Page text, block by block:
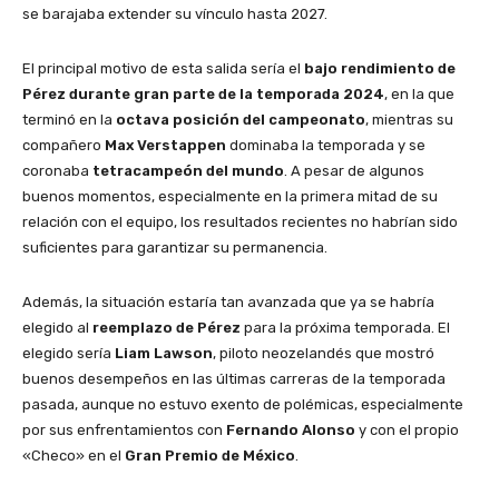
se barajaba extender su vínculo hasta 2027.
El principal motivo de esta salida sería el bajo rendimiento de
Pérez durante gran parte de la temporada 2024, en la que
terminó en la octava posición del campeonato, mientras su
compañero Max Verstappen dominaba la temporada y se
coronaba tetracampeón del mundo. A pesar de algunos
buenos momentos, especialmente en la primera mitad de su
relación con el equipo, los resultados recientes no habrían sido
suficientes para garantizar su permanencia.
Además, la situación estaría tan avanzada que ya se habría
elegido al reemplazo de Pérez para la próxima temporada. El
elegido sería Liam Lawson, piloto neozelandés que mostró
buenos desempeños en las últimas carreras de la temporada
pasada, aunque no estuvo exento de polémicas, especialmente
por sus enfrentamientos con Fernando Alonso y con el propio
«Checo» en el Gran Premio de México.